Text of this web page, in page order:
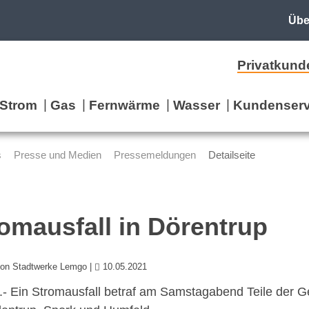
Strom Gas Fernwärme Wasser
Presse und Medien Pressemeldungen Detailseite
in Dörentrup
Stadtwerke Lemgo | 10.05.2021
Ein Stromausfall betraf am Samstagabend Teile der